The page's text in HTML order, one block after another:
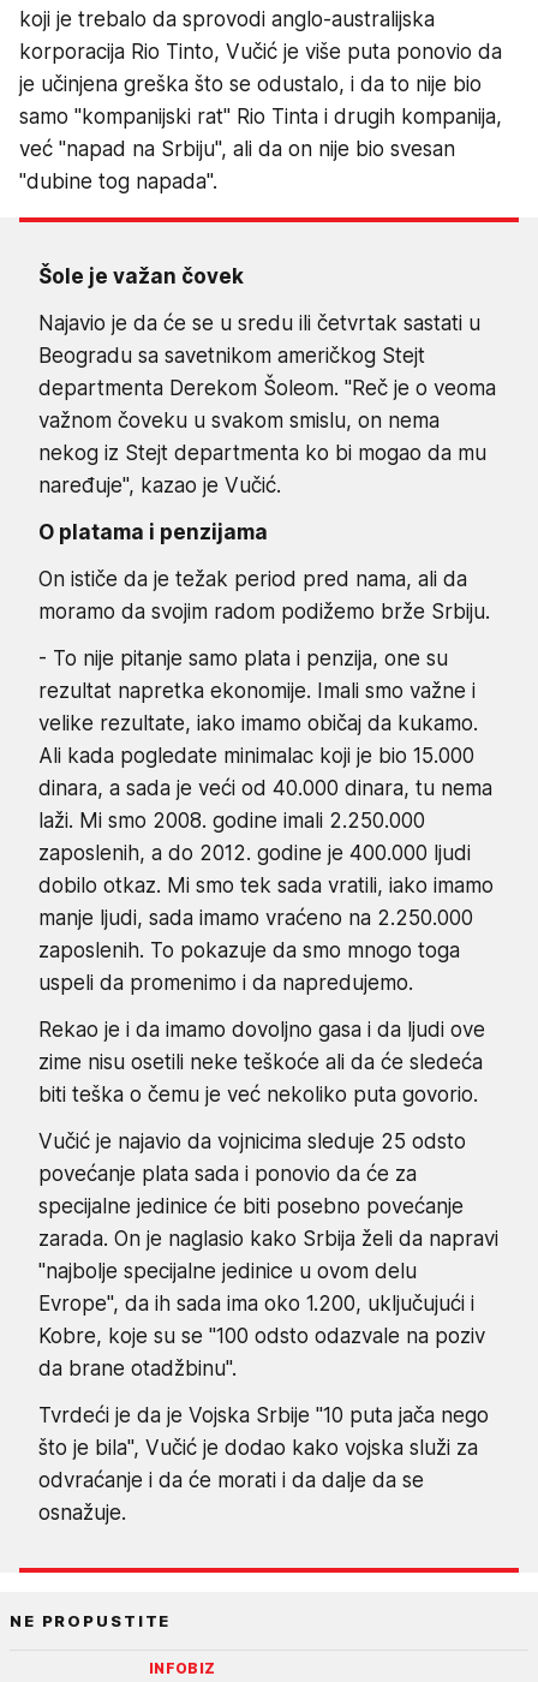
koji je trebalo da sprovodi anglo-australijska
korporacija Rio Tinto, Vučić je više puta ponovio da
je učinjena greška što se odustalo, i da to nije bio
samo "kompanijski rat" Rio Tinta i drugih kompanija,
već "napad na Srbiju", ali da on nije bio svesan
"dubine tog napada".
Šole je važan čovek
Najavio je da će se u sredu ili četvrtak sastati u
Beogradu sa savetnikom američkog Stejt
departmenta Derekom Šoleom. "Reč je o veoma
važnom čoveku u svakom smislu, on nema
nekog iz Stejt departmenta ko bi mogao da mu
naređuje", kazao je Vučić.
O platama i penzijama
On ističe da je težak period pred nama, ali da
moramo da svojim radom podižemo brže Srbiju.
- To nije pitanje samo plata i penzija, one su
rezultat napretka ekonomije. Imali smo važne i
velike rezultate, iako imamo običaj da kukamo.
Ali kada pogledate minimalac koji je bio 15.000
dinara, a sada je veći od 40.000 dinara, tu nema
laži. Mi smo 2008. godine imali 2.250.000
zaposlenih, a do 2012. godine je 400.000 ljudi
dobilo otkaz. Mi smo tek sada vratili, iako imamo
manje ljudi, sada imamo vraćeno na 2.250.000
zaposlenih. To pokazuje da smo mnogo toga
uspeli da promenimo i da napredujemo.
Rekao je i da imamo dovoljno gasa i da ljudi ove
zime nisu osetili neke teškoće ali da će sledeća
biti teška o čemu je već nekoliko puta govorio.
Vučić je najavio da vojnicima sleduje 25 odsto
povećanje plata sada i ponovio da će za
specijalne jedinice će biti posebno povećanje
zarada. On je naglasio kako Srbija želi da napravi
"najbolje specijalne jedinice u ovom delu
Evrope", da ih sada ima oko 1.200, uključujući i
Kobre, koje su se "100 odsto odazvale na poziv
da brane otadžbinu".
Tvrdeći je da je Vojska Srbije "10 puta jača nego
što je bila", Vučić je dodao kako vojska služi za
odvraćanje i da će morati i da dalje da se
osnažuje.
NE PROPUSTITE
INFOBIZ